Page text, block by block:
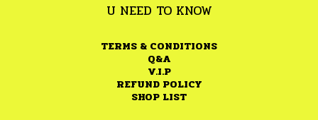
U NEED TO KNOW
TERMS & CONDITIONS
Q&A
V.I.P
REFUND POLICY
SHOP LIST